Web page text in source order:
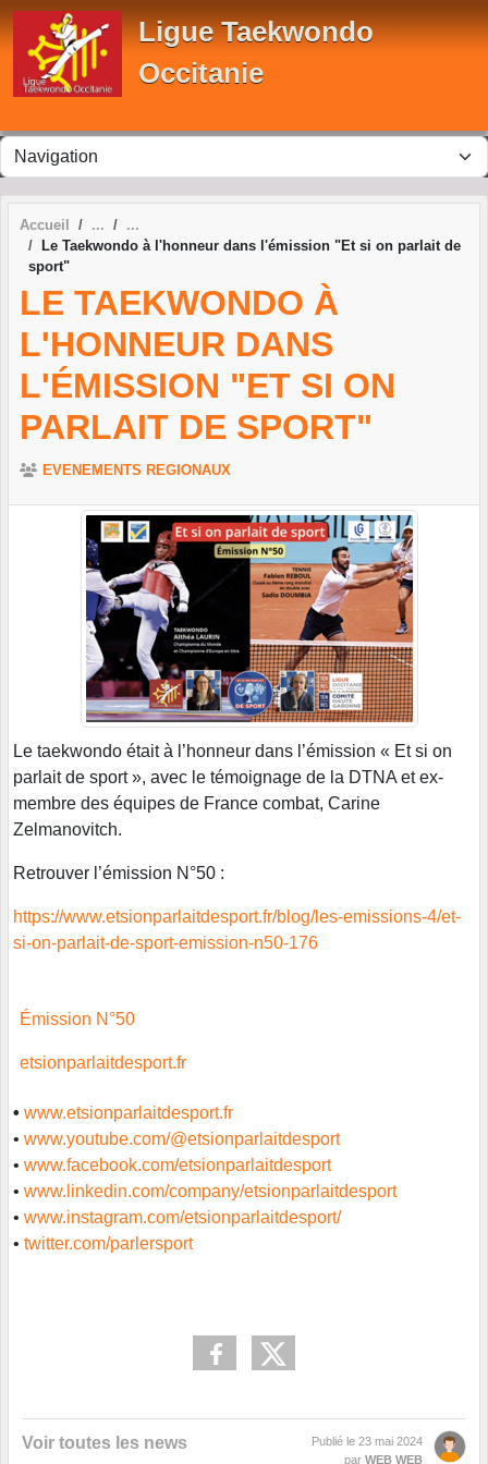
Ligue Taekwondo
Occitanie
Accueil
Le Taekwondo à l'honneur dans l'émission "Et si on parlait de
sport"
LE TAEKWONDO À
L'HONNEUR DANS
L'ÉMISSION "ET SI ON
PARLAIT DE SPORT"
EVENEMENTS REGIONAUX
Le taekwondo était à l’honneur dans l’émission « Et si on
parlait de sport », avec le témoignage de la DTNA et ex-
membre des équipes de France combat, Carine
Zelmanovitch.
Retrouver l’émission N°50 :
https://www.etsionparlaitdesport.fr/blog/les-emissions-4/et-
si-on-parlait-de-sport-emission-n50-176
Émission N°50
etsionparlaitdesport.fr
• www.etsionparlaitdesport.fr
• www.youtube.com/@etsionparlaitdesport
• www.facebook.com/etsionparlaitdesport
• www.linkedin.com/company/etsionparlaitdesport
• www.instagram.com/etsionparlaitdesport/
• twitter.com/parlersport
Voir toutes les news Publié le 23 mai 2024
par WEB WEB
Panneau de gestion des cookies